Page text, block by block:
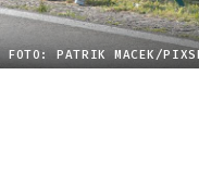
FOTO: PATRIK MACEK/